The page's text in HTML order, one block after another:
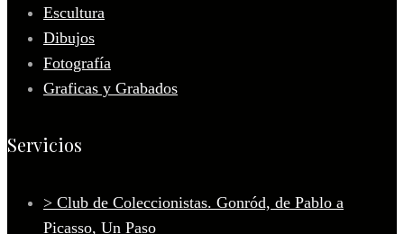
Escultura
Dibujos
Fotografía
Graficas y Grabados
Servicios
> Club de Coleccionistas. Gonród, de Pablo a
Picasso, Un Paso